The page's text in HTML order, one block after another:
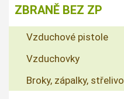
ZBRANĚ BEZ ZP
Vzduchové pistole
Vzduchovky
Broky, zápalky, střelivo